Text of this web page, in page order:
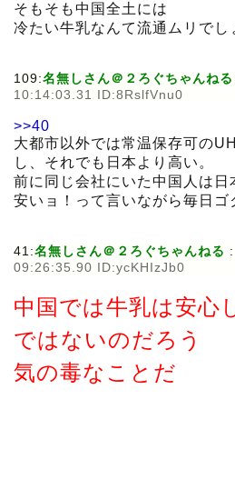
そもそも中国全土には
冷たい牛乳なんて流通ムリで
109:名無しさん＠２ろぐちゃんねる
10:14:03.31 ID:8RslfVnu0
>>40
大都市以外では常温保存可の
し、それでも日本より高い。
前に同じ会社にいた中国人は日
安いョ！って言いながら毎日ゴ
41:名無しさん＠２ろぐちゃんねる :
09:26:35.90 ID:ycKHIzJb0
中国では牛乳は安心
ではないのだろう
気の毒なことだ